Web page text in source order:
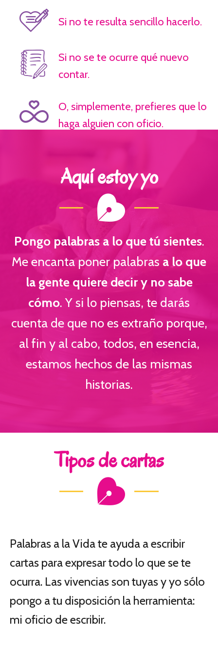
Si no te resulta sencillo hacerlo.
Si no se te ocurre qué nuevo
contar.
O, simplemente, prefieres que lo
haga alguien con oficio.
Aquí estoy yo
Pongo palabras a lo que tú sientes.
Me encanta poner palabras a lo que
la gente quiere decir y no sabe
cómo. Y si lo piensas, te darás
cuenta de que no es extraño porque,
al fin y al cabo, todos, en esencia,
estamos hechos de las mismas
historias.
Tipos de cartas
Palabras a la Vida te ayuda a escribir
cartas para expresar todo lo que se te
ocurra. Las vivencias son tuyas y yo sólo
pongo a tu disposición la herramienta:
mi oficio de escribir.